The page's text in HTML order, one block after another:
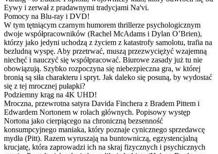
Eywy i zerwał z pradawnymi tradycjami Na'vi.
Pomocy na Blu-ray i DVD!
W tym tętniącym czarnym humorem thrillerze psychologicznym
dwoje współpracowników (Rachel McAdams i Dylan O’Brien),
którzy jako jedyni uchodzą z życiem z katastrofy samolotu, trafia na
bezludną wyspę. Aby przetrwać, muszą przezwyciężyć wzajemną
niechęć i nauczyć się współpracować. Biurowe zasady już tu nie
obowiązują. Szybko rozpoczyna się niebezpieczna gra, w której
bronią są siła charakteru i spryt. Jak daleko się posuną, by wydostać
się z tej mrocznej pułapki?
Podziemny krąg na 4K UHD!
Mroczna, przewrotna satyra Davida Finchera z Bradem Pittem i
Edwardem Nortonem w rolach głównych. Popisowy występ
Nortona jako cierpiącego na chroniczną bezsenność
konsumpcyjnego maniaka, który poznaje cynicznego sprzedawcę
mydła (Pitt). Razem wyruszają na buntowniczą, egzystencjalną
krucjatę, która zaprowadzi ich na skraj fizycznych i psychicznych